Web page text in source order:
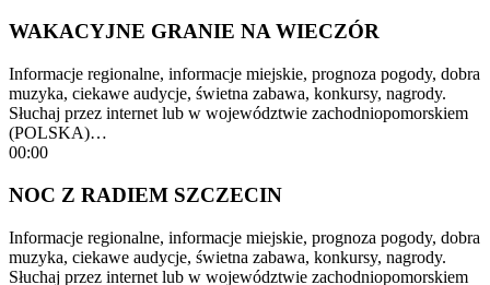
WAKACYJNE GRANIE NA WIECZÓR
Informacje regionalne, informacje miejskie, prognoza pogody, dobra
muzyka, ciekawe audycje, świetna zabawa, konkursy, nagrody.
Słuchaj przez internet lub w województwie zachodniopomorskiem
(POLSKA)…
00:00
NOC Z RADIEM SZCZECIN
Informacje regionalne, informacje miejskie, prognoza pogody, dobra
muzyka, ciekawe audycje, świetna zabawa, konkursy, nagrody.
Słuchaj przez internet lub w województwie zachodniopomorskiem